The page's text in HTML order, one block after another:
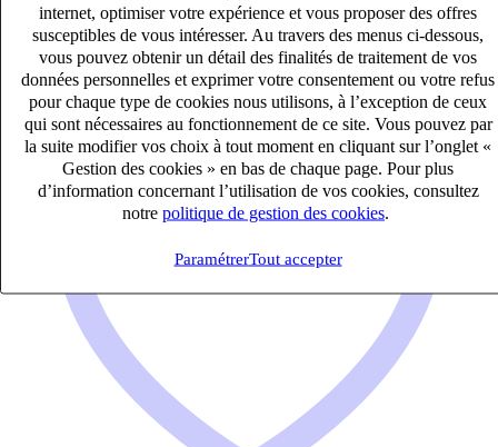
internet, optimiser votre expérience et vous proposer des offres
susceptibles de vous intéresser. Au travers des menus ci-dessous,
vous pouvez obtenir un détail des finalités de traitement de vos
données personnelles et exprimer votre consentement ou votre refus
pour chaque type de cookies nous utilisons, à l’exception de ceux
qui sont nécessaires au fonctionnement de ce site. Vous pouvez par
la suite modifier vos choix à tout moment en cliquant sur l’onglet «
Gestion des cookies » en bas de chaque page. Pour plus
d’information concernant l’utilisation de vos cookies, consultez
notre politique de gestion des cookies
ParamétrerTout accepter
Audit & Expertise Comptable